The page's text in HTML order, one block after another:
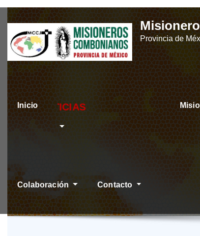
Skip
content
Provincia de
Inicio ÚLTIMAS
Colaboración Contacto